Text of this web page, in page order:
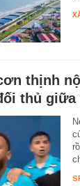
thịnh
thủ giữa